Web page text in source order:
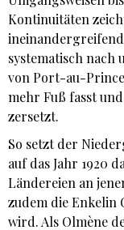
Kontinuitäten
systematisch nach
von Port-au-
mehr Fuß fasst
zersetzt.
So setzt der
auf das Jahr 1920
Ländereien an
zudem die Enkelin
wird. Als Olmène